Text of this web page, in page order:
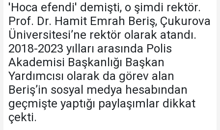
'Hoca efendi' demişti, o şimdi rektör.
Prof. Dr. Hamit Emrah Beriş, Çukurova
Üniversitesi’ne rektör olarak atandı.
2018-2023 yılları arasında Polis
Akademisi Başkanlığı Başkan
Yardımcısı olarak da görev alan
Beriş’in sosyal medya hesabından
geçmişte yaptığı paylaşımlar dikkat
çekti.